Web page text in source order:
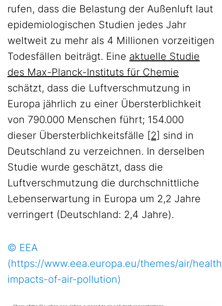
rufen, dass die Belastung der Außenluft laut
epidemiologischen Studien jedes Jahr
weltweit zu mehr als 4 Millionen vorzeitigen
Todesfällen beiträgt. Eine aktuelle Studie
des Max-Planck-Instituts für Chemie
schätzt, dass die Luftverschmutzung in
Europa jährlich zu einer Übersterblichkeit
von 790.000 Menschen führt; 154.000
dieser Übersterblichkeitsfälle [2] sind in
Deutschland zu verzeichnen. In derselben
Studie wurde geschätzt, dass die
Luftverschmutzung die durchschnittliche
Lebenserwartung in Europa um 2,2 Jahre
verringert (Deutschland: 2,4 Jahre).
© EEA
(https://www.eea.europa.eu/themes/air/
impacts-of-air-pollution)